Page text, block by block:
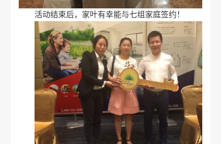
活动结束后，家叶有幸能与七组家庭签约！